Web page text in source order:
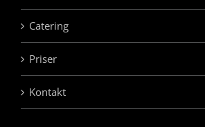
Catering
Priser
Kontakt